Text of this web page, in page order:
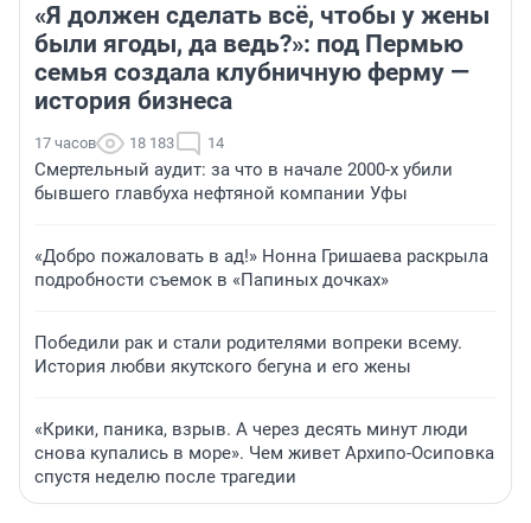
«Я должен сделать всё, чтобы у жены
были ягоды, да ведь?»: под Пермью
семья создала клубничную ферму —
история бизнеса
17 часов 18 183 14
Смертельный аудит: за что в начале 2000-х убили
бывшего главбуха нефтяной компании Уфы
«Добро пожаловать в ад!» Нонна Гришаева раскрыла
подробности съемок в «Папиных дочках»
Победили рак и стали родителями вопреки всему.
История любви якутского бегуна и его жены
«Крики, паника, взрыв. А через десять минут люди
снова купались в море». Чем живет Архипо-Осиповка
спустя неделю после трагедии